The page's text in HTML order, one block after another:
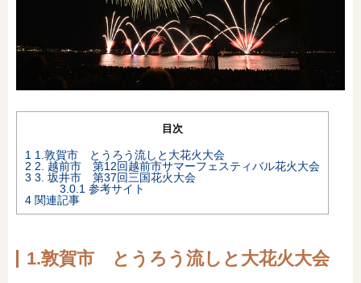
目次
1 1.敦賀市 とうろう流しと大花火大会
2 2. 越前市 第12回越前市サマーフェスティバル花火大会
3 3. 坂井市 第37回三国花火大会
3.0.1 参考サイト
4 関連記事
1.敦賀市 とうろう流しと大花火大会